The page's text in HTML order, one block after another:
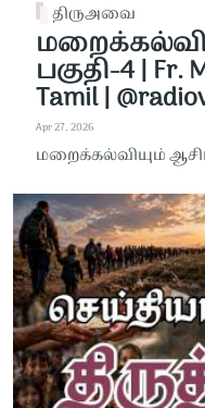
திருஅவை
பகுதி-4 | Fr.
Tamil |
Apr 27, 2026
மறைக்கல்வியும்